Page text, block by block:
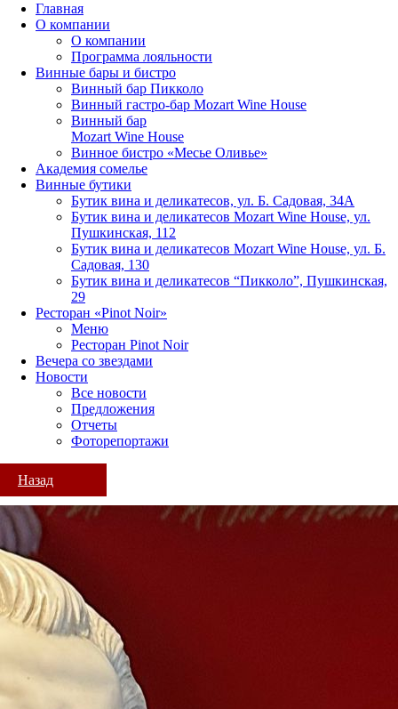
Главная
О компании
О компании
Программа лояльности
Винные бары и бистро
Винный бар Пикколо
Винный гастро-бар Mozart Wine House
Винный бар
Mozart Wine House
Винное бистро «Месье Оливье»
Академия сомелье
Винные бутики
Бутик вина и деликатесов, ул. Б. Садовая, 34А
Бутик вина и деликатесов Mozart Wine House, ул.
Пушкинская, 112
Бутик вина и деликатесов Mozart Wine House, ул. Б.
Садовая, 130
Бутик вина и деликатесов “Пикколо”, Пушкинская,
29
Ресторан «Pinot Noir»
Меню
Ресторан Pinot Noir
Вечера со звездами
Новости
Все новости
Предложения
Отчеты
Фоторепортажи
Назад